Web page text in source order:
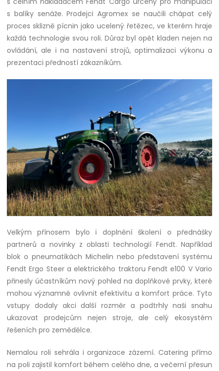
s balíky senáže. Prodejci Agromex se naučili chápat celý
proces sklizně pícnin jako ucelený řetězec, ve kterém hraje
každá technologie svou roli. Důraz byl opět kladen nejen na
ovládání, ale i na nastavení strojů, optimalizaci výkonu a
prezentaci předností zákazníkům.
Velkým přínosem bylo i doplnění školení o přednášky
partnerů a novinky z oblasti technologií Fendt. Například
blok o pneumatikách Michelin nebo představení systému
Fendt Ergo Steer a elektrického traktoru Fendt e100 V Vario
přinesly účastníkům nový pohled na doplňkové prvky, které
mohou významně ovlivnit efektivitu a komfort práce. Tyto
vstupy dodaly akci další rozměr a podtrhly naši snahu
ukazovat prodejcům nejen stroje, ale celý ekosystém
řešeních pro zemědělce.
Nemalou roli sehrála i organizace zázemí. Catering přímo
na poli zajistil komfort během celého dne, a večerní přesun